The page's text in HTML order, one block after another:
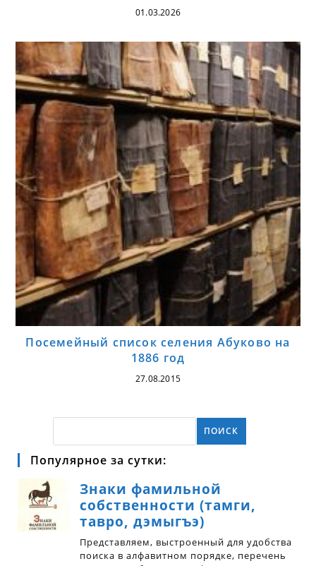
01.03.2026
Посемейный список селения Абуково на
1886 год
27.08.2015
ПОИСК
Популярное за сутки: